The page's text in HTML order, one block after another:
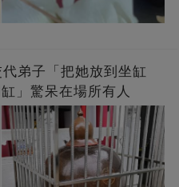
弟子「把她放到坐缸
」驚呆在場所有人